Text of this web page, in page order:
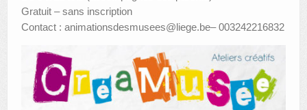
Gratuit – sans inscription
Contact : animationsdesmusees@liege.be– 003242216832